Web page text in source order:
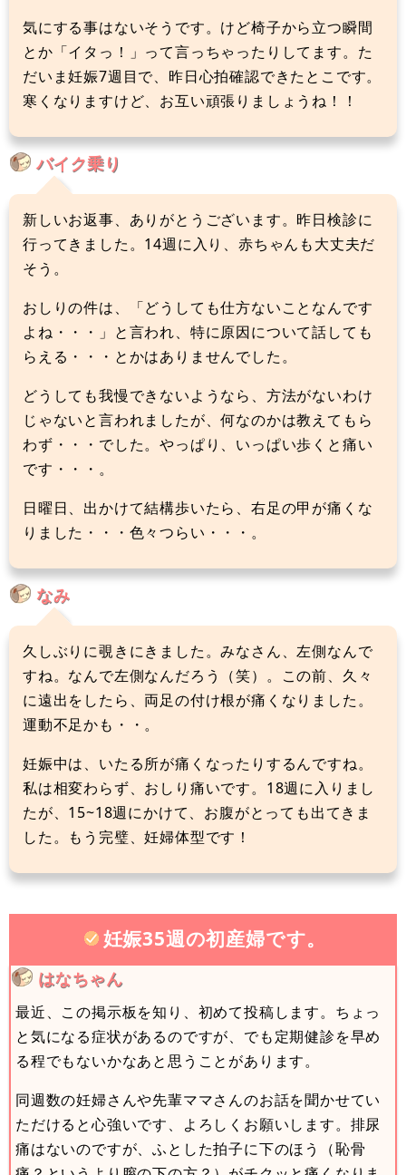
気にする事はないそうです。けど椅子から立つ瞬間
とか「イタっ！」って言っちゃったりしてます。た
だいま妊娠7週目で、昨日心拍確認できたとこです。
寒くなりますけど、お互い頑張りましょうね！！
バイク乗り
新しいお返事、ありがとうございます。昨日検診に
行ってきました。14週に入り、赤ちゃんも大丈夫だ
そう。
おしりの件は、「どうしても仕方ないことなんです
よね・・・」と言われ、特に原因について話しても
らえる・・・とかはありませんでした。
どうしても我慢できないようなら、方法がないわけ
じゃないと言われましたが、何なのかは教えてもら
わず・・・でした。やっぱり、いっぱい歩くと痛い
です・・・。
日曜日、出かけて結構歩いたら、右足の甲が痛くな
りました・・・色々つらい・・・。
なみ
久しぶりに覗きにきました。みなさん、左側なんで
すね。なんで左側なんだろう（笑）。この前、久々
に遠出をしたら、両足の付け根が痛くなりました。
運動不足かも・・。
妊娠中は、いたる所が痛くなったりするんですね。
私は相変わらず、おしり痛いです。18週に入りまし
たが、15~18週にかけて、お腹がとっても出てきま
した。もう完璧、妊婦体型です！
妊娠35週の初産婦です。
はなちゃん
最近、この掲示板を知り、初めて投稿します。ちょっ
と気になる症状があるのですが、でも定期健診を早め
る程でもないかなあと思うことがあります。
同週数の妊婦さんや先輩ママさんのお話を聞かせてい
ただけると心強いです、よろしくお願いします。排尿
痛はないのですが、ふとした拍子に下のほう（恥骨